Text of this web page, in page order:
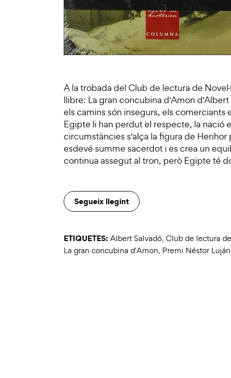
A la trobada del Club de lectura de
llibre: La gran concubina d'Amon d'Albert
els camins són insegurs, els comerciants
Egipte li han perdut el respecte, la nació
circumstàncies s'alça la figura de Herihor
esdevé summe sacerdot i es crea un
continua assegut al tron, però Egipte té
Segueix llegint
ETIQUETES: Albert Salvadó, Club de lectura
La gran concubina d'Amon, Premi Néstor